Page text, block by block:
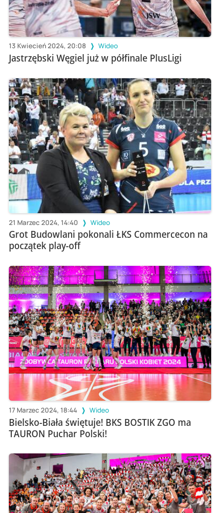
13 Kwiecień 2024, 20:08 Wideo
Jastrzębski Węgiel już w półfinale PlusLigi
21 Marzec 2024, 14:40 Wideo
Grot Budowlani pokonali ŁKS Commercecon na
początek play-off
17 Marzec 2024, 18:44 Wideo
Bielsko-Biała świętuje! BKS BOSTIK ZGO ma
TAURON Puchar Polski!